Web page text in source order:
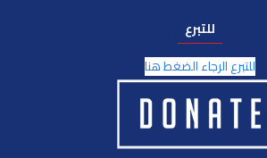
للتبرع
للتبرع الرجاء الضغط هنا